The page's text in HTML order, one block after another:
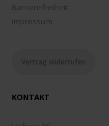
Barrierefreiheit
Impressum
Vertrag widerrufen
KONTAKT